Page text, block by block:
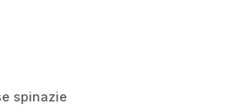
spinazie